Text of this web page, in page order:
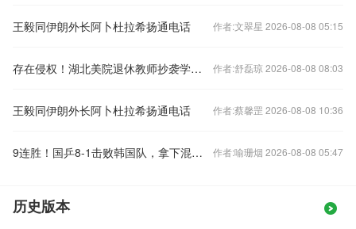
王毅同伊朗外长阿卜杜拉希扬通电话 作者:文翠星 2026-08-08 05:15
存在侵权！湖北美院退休教师抄袭学生作品被判赔偿10万元 作者:舒磊琼 2026-08-08 08:03
王毅同伊朗外长阿卜杜拉希扬通电话 作者:蔡馨罡 2026-08-08 10:36
9连胜！国乒8-1击败韩国队，拿下混合团体世界杯冠军 作者:喻珊烟 2026-08-08 05:47
历史版本